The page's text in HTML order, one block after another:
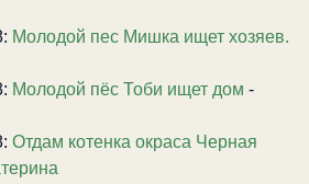
Молодой пес Мишка ищет хозяев.
Молодой пёс Тоби ищет дом -
Отдам котенка окраса Черная